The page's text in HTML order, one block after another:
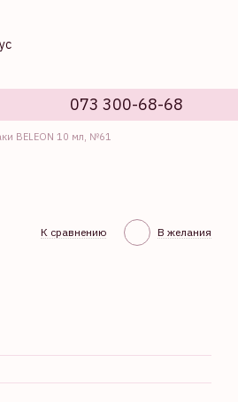
073 300-68-68
BELEON 10 мл, №61
К сравнению В желания